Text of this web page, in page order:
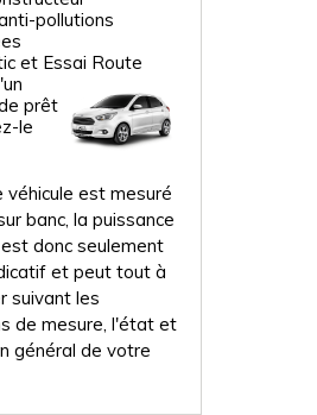
pollutions
et Essai Route
prêt
le
véhicule est mesuré
banc, la puissance
donc seulement
et peut tout à
suivant les
de mesure, l'état et
général de votre